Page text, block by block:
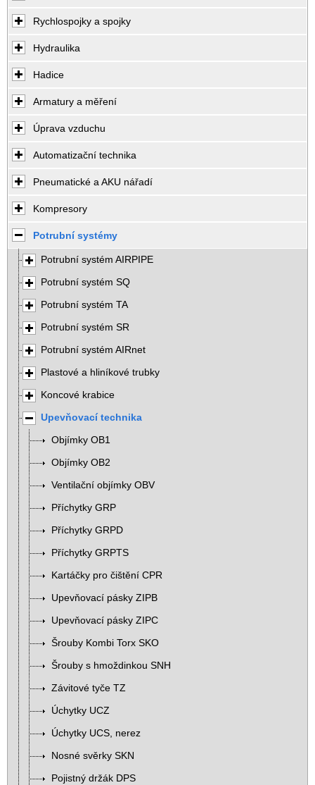
Rychlospojky a spojky
Hydraulika
Hadice
Armatury a měření
Úprava vzduchu
Automatizační technika
Pneumatické a AKU nářadí
Kompresory
Potrubní systémy
Potrubní systém AIRPIPE
Potrubní systém SQ
Potrubní systém TA
Potrubní systém SR
Potrubní systém AIRnet
Plastové a hliníkové trubky
Koncové krabice
Upevňovací technika
Objímky OB1
Objímky OB2
Ventilační objímky OBV
Příchytky GRP
Příchytky GRPD
Příchytky GRPTS
Kartáčky pro čištění CPR
Upevňovací pásky ZIPB
Upevňovací pásky ZIPC
Šrouby Kombi Torx SKO
Šrouby s hmoždinkou SNH
Závitové tyče TZ
Úchytky UCZ
Úchytky UCS, nerez
Nosné svěrky SKN
Pojistný držák DPS